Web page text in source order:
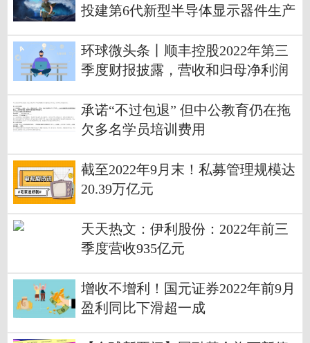
投建第6代新型半导体显示器件生产
环球微头条丨顺丰控股2022年第三
季度财报披露，营收和归母净利润
承诺“不过包退” 但中公教育仍在拖
欠多名学员培训费用
截至2022年9月末！私募管理规模达
20.39万亿元
天天热文：伊利股份：2022年前三
季度营收935亿元
增收不增利！国元证券2022年前9月
盈利同比下滑超一成